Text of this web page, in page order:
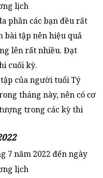
lịch
phần các bạn đều rất
bài tập nên hiệu quả
lên rất nhiều. Đạt
cuối kỳ.
của người tuổi Tý
tháng này, nên có cơ
trong các kỳ thi
7 năm 2022 đến ngày
lịch